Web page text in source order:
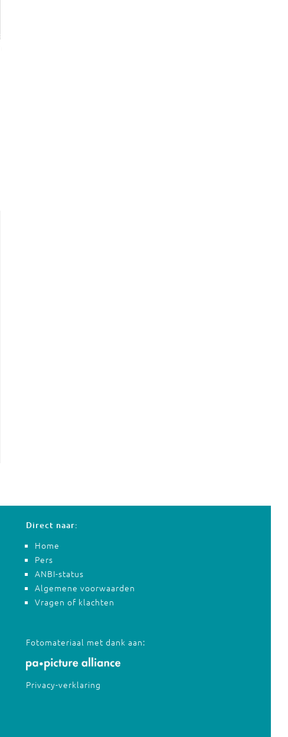
Direct naar:
Home
Pers
ANBI-status
Algemene voorwaarden
Vragen of klachten
Fotomateriaal met dank aan:
Privacy-verklaring